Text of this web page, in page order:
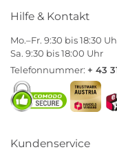
Hilfe & Kontakt
Mo.–Fr. 9:30 bis 18:30
Sa. 9:30 bis 18:00 Uhr
Telefonnummer: + 43
Kundenservice